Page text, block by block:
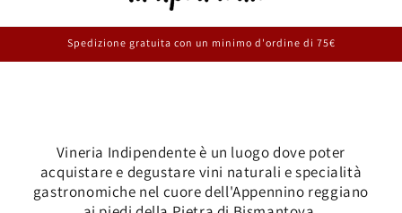
Spedizione gratuita con un minimo d'ordine di 75€
Vineria Indipendente è un luogo dove poter
acquistare e degustare vini naturali e specialità
gastronomiche nel cuore dell'Appennino reggiano